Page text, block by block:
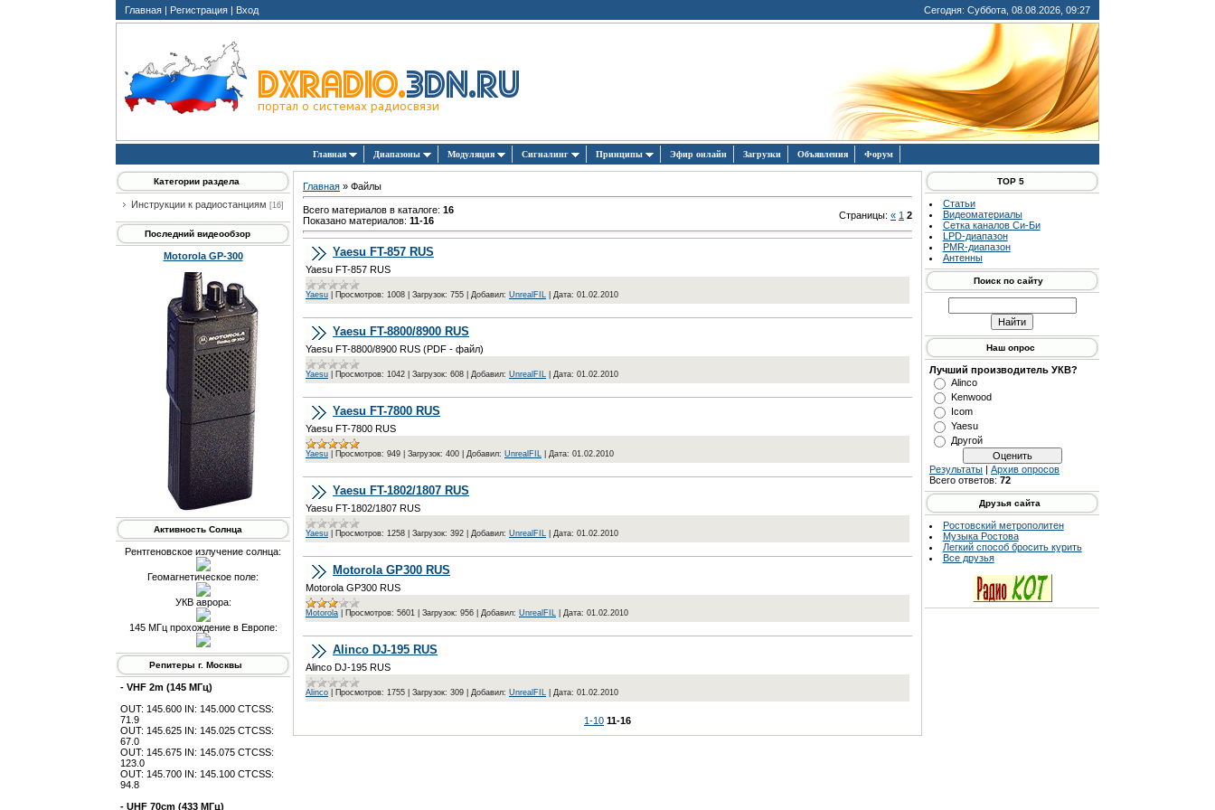
Главная | Регистрация | Вход Сегодня: Суббота, 08.08.2026, 09:27
Главная Диапазоны Модуляция Сигналинг Принципы Эфир онлайн Загрузки Объявления Форум
Категории раздела
Инструкции к радиостанциям [16]
Последний видеообзор
Motorola GP-300
Активность Солнца
Рентгеновское излучение солнца:
Геомагнетическое поле:
УКВ аврора:
145 МГц прохождение в Европе:
Репитеры г. Москвы
- VHF 2m (145 МГц)
OUT: 145.600 IN: 145.000 CTCSS:
71.9
OUT: 145.625 IN: 145.025 CTCSS:
67.0
OUT: 145.675 IN: 145.075 CTCSS:
123.0
OUT: 145.700 IN: 145.100 CTCSS:
94.8
- UHF 70cm (433 МГц)
Главная » Файлы
Всего материалов в каталоге: 16
Показано материалов: 11-16 Страницы: « 1 2
Yaesu FT-857 RUS
Yaesu FT-857 RUS
Yaesu Просмотров: 1008 Загрузок: 755 Добавил: UnrealFIL Дата: 01.02.2010
Yaesu FT-8800/8900 RUS
Yaesu FT-8800/8900 RUS (PDF - файл)
Yaesu Просмотров: 1042 Загрузок: 608 Добавил: UnrealFIL Дата: 01.02.2010
Yaesu FT-7800 RUS
Yaesu FT-7800 RUS
Yaesu Просмотров: 949 Загрузок: 400 Добавил: UnrealFIL Дата: 01.02.2010
Yaesu FT-1802/1807 RUS
Yaesu FT-1802/1807 RUS
Yaesu Просмотров: 1258 Загрузок: 392 Добавил: UnrealFIL Дата: 01.02.2010
Motorola GP300 RUS
Motorola GP300 RUS
Motorola Просмотров: 5601 Загрузок: 956 Добавил: UnrealFIL Дата: 01.02.2010
Alinco DJ-195 RUS
Alinco DJ-195 RUS
Alinco Просмотров: 1755 Загрузок: 309 Добавил: UnrealFIL Дата: 01.02.2010
1-10 11-16
TOP 5
Статьи
Видеоматериалы
Сетка каналов Си-Би
LPD-диапазон
PMR-диапазон
Антенны
Поиск по сайту
Наш опрос
Лучший производитель УКВ?
Alinco
Kenwood
Icom
Yaesu
Другой
Результаты | Архив опросов
Всего ответов: 72
Друзья сайта
Ростовский метрополитен
Музыка Ростова
Легкий способ бросить курить
Все друзья